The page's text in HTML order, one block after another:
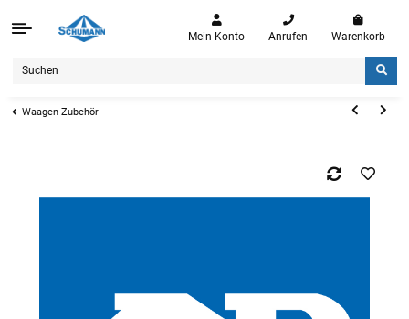
Mein Konto Anrufen Warenkorb
Waagen-Zubehör